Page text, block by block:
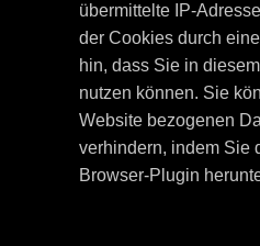
übermittelte IP-
der Cookies durch
hin, dass Sie in
nutzen können. Sie
Website bezogenen
verhindern, indem Sie
Browser-Plugin